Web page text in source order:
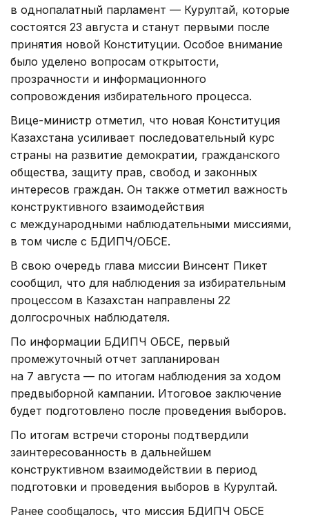
в однопалатный парламент — Курултай, которые
состоятся 23 августа и станут первыми после
принятия новой Конституции. Особое внимание
было уделено вопросам открытости,
прозрачности и информационного
сопровождения избирательного процесса.
Вице-министр отметил, что новая Конституция
Казахстана усиливает последовательный курс
страны на развитие демократии, гражданского
общества, защиту прав, свобод и законных
интересов граждан. Он также отметил важность
конструктивного взаимодействия
с международными наблюдательными миссиями,
в том числе с БДИПЧ/ОБСЕ.
В свою очередь глава миссии Винсент Пикет
сообщил, что для наблюдения за избирательным
процессом в Казахстан направлены 22
долгосрочных наблюдателя.
По информации БДИПЧ ОБСЕ, первый
промежуточный отчет запланирован
на 7 августа — по итогам наблюдения за ходом
предвыборной кампании. Итоговое заключение
будет подготовлено после проведения выборов.
По итогам встречи стороны подтвердили
заинтересованность в дальнейшем
конструктивном взаимодействии в период
подготовки и проведения выборов в Курултай.
Ранее сообщалось, что миссия БДИПЧ ОБСЕ